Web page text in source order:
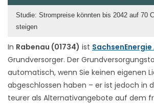
In Rabenau (01734) ist SachsenEnergie
Grundversorger. Der
automatisch, wenn Sie keinen eigenen
abgeschlossen haben – er ist jedoch in
teurer als Alternativangebote auf dem
Studie: Strompreise könnten bis 2042 auf 70
steigen